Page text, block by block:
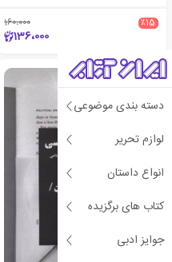
دسته بندی موضوعی
لوازم تحریر
انواع داستان
کتاب های برگزیده
جوایز ادبی
٪15 160،000
136،000